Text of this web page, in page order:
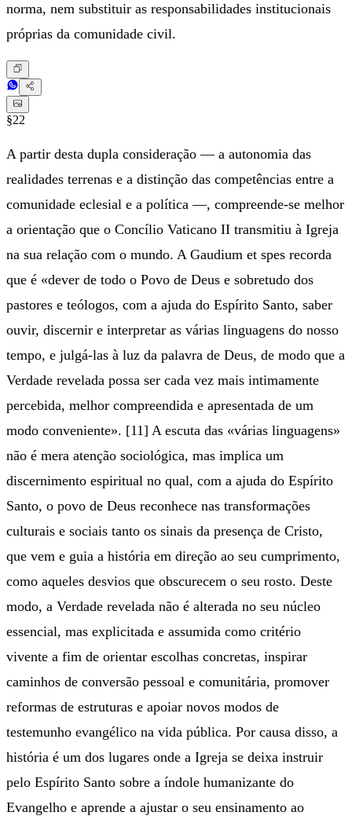
norma, nem substituir as responsabilidades institucionais
próprias da comunidade civil.
§22
A partir desta dupla consideração — a autonomia das
realidades terrenas e a distinção das competências entre a
comunidade eclesial e a política —, compreende-se melhor
a orientação que o Concílio Vaticano II transmitiu à Igreja
na sua relação com o mundo. A Gaudium et spes recorda
que é «dever de todo o Povo de Deus e sobretudo dos
pastores e teólogos, com a ajuda do Espírito Santo, saber
ouvir, discernir e interpretar as várias linguagens do nosso
tempo, e julgá-las à luz da palavra de Deus, de modo que a
Verdade revelada possa ser cada vez mais intimamente
percebida, melhor compreendida e apresentada de um
modo conveniente». [11] A escuta das «várias linguagens»
não é mera atenção sociológica, mas implica um
discernimento espiritual no qual, com a ajuda do Espírito
Santo, o povo de Deus reconhece nas transformações
culturais e sociais tanto os sinais da presença de Cristo,
que vem e guia a história em direção ao seu cumprimento,
como aqueles desvios que obscurecem o seu rosto. Deste
modo, a Verdade revelada não é alterada no seu núcleo
essencial, mas explicitada e assumida como critério
vivente a fim de orientar escolhas concretas, inspirar
caminhos de conversão pessoal e comunitária, promover
reformas de estruturas e apoiar novos modos de
testemunho evangélico na vida pública. Por causa disso, a
história é um dos lugares onde a Igreja se deixa instruir
pelo Espírito Santo sobre a índole humanizante do
Evangelho e aprende a ajustar o seu ensinamento ao